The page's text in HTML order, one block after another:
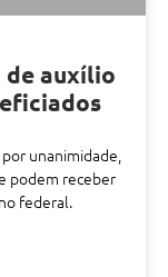
de auxílio
unanimidade,
podem receber
federal.